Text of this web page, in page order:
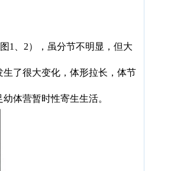
1、2），虽分节不明显，但大
了很大变化，体形拉长，体节
体营暂时性寄生生活。